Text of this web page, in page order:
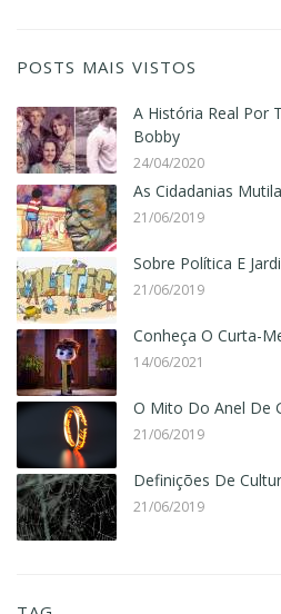
POSTS MAIS VISTOS
A História Real Por
Bobby
24/04/2020
As Cidadanias
21/06/2019
Sobre Política E
21/06/2019
Conheça O Curta-
14/06/2021
O Mito Do Anel De
21/06/2019
Definições De
21/06/2019